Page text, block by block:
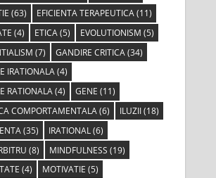
(63) EFICIENTA TERAPEUTICA(11)
(4) ETICA(5) EVOLUTIONISM (5)
(7) GANDIRE CRITICA(34)
IRATIONALA(4)
RATIONALA(4) GENE (11)
COMPORTAMENTALA(6) ILUZII(18)
(35) IRATIONAL(6)
(8) MINDFULNESS (19)
(4) MOTIVATIE (5)